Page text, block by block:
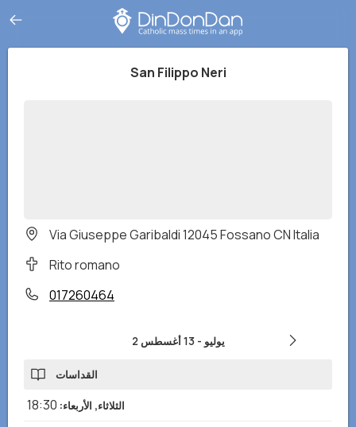
San Filippo Neri
Via Giuseppe Garibaldi 12045 Fossano CN Italia
Rito romano
017260464
2 يوليو -13 أغسطس
القداسات
الثلاثاء, الأربعاء:
18:30